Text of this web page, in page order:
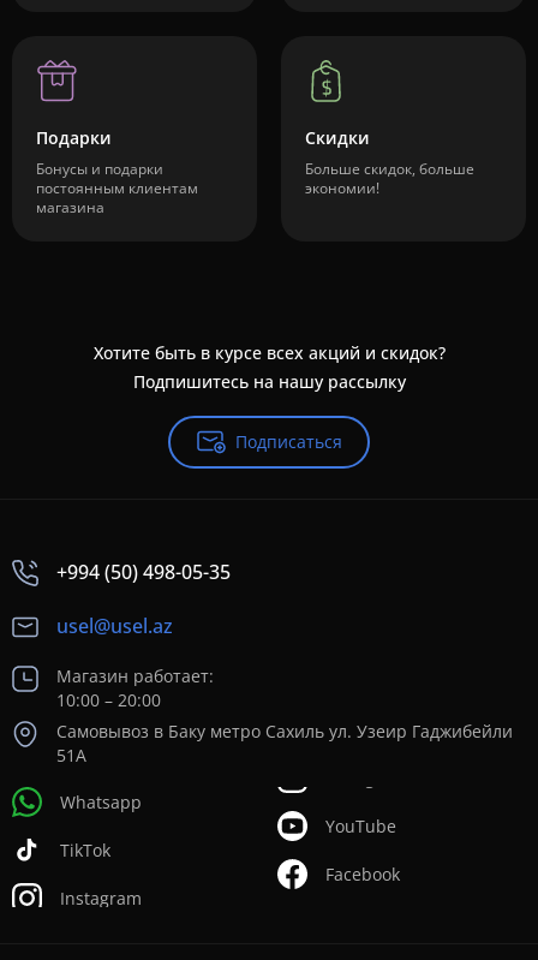
Подарки
Бонусы и подарки
постоянным клиентам
магазина
Скидки
Больше скидок, больше
экономии!
Хотите быть в курсе всех акций и скидок?
Подпишитесь на нашу рассылку
Подписаться
+994 (50) 498-05-35
usel@usel.az
Магазин работает:
10:00 – 20:00
Самовывоз в Баку метро Сахиль ул. Узеир Гаджибейли
51А
Whatsapp
TikTok
Instagram
YouTube
Facebook